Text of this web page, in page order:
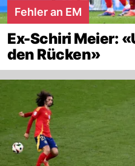
Fehler an EM
Ex-Schiri Meier:
den Rücken»